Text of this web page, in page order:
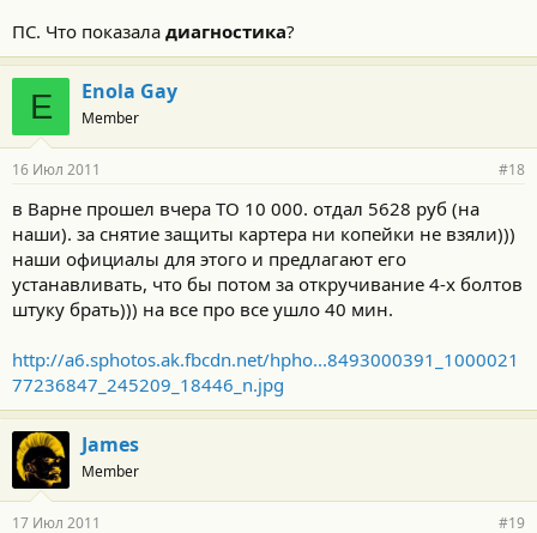
ПС. Что показала диагностика?
E Enola Gay
Member
16 Июл 2011 #18
в Варне прошел вчера ТО 10 000. отдал 5628 руб (на
наши). за снятие защиты картера ни копейки не взяли)))
наши официалы для этого и предлагают его
устанавливать, что бы потом за откручивание 4-х болтов
штуку брать))) на все про все ушло 40 мин.
http://a6.sphotos.ak.fbcdn.net/hpho...8493000391_1000021
77236847_245209_18446_n.jpg
James
Member
17 Июл 2011 #19